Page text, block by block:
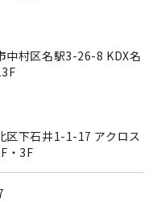
中村区名駅3-26-8 KDX名
区下石井1-1-17 アクロス
・3F